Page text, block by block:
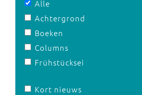
Alle
Achtergrond
Boeken
Columns
Frühstücksei
Kort nieuws